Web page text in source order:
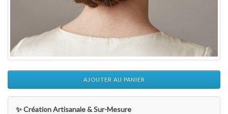
AJOUTER AU PANIER
✨ Création Artisanale & Sur-Mesure